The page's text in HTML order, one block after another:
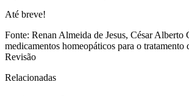
Até breve!
Fonte: Renan Almeida de Jesus, César Alberto
medicamentos homeopáticos para o tratamento
Revisão
Relacionadas